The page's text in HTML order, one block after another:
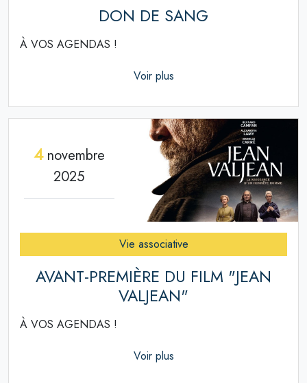
DON DE SANG
À VOS AGENDAS !
Voir plus
4novembre
2025
Vie associative
AVANT-PREMIÈRE DU FILM "JEAN
VALJEAN"
À VOS AGENDAS !
Voir plus